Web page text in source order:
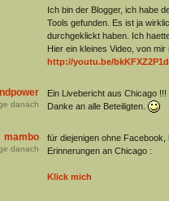
Ich bin der Blogger, ich habe
Tools gefunden. Es ist ja
durchgeklickt haben. Ich
Hier ein kleines Video, von
http://youtu.be/
danach
Ein Livebericht aus Chicago
Danke an alle Beteiligten.
mambo
danach
für diejenigen ohne Facebook,
Erinnerungen an Chicago :
Klick mich